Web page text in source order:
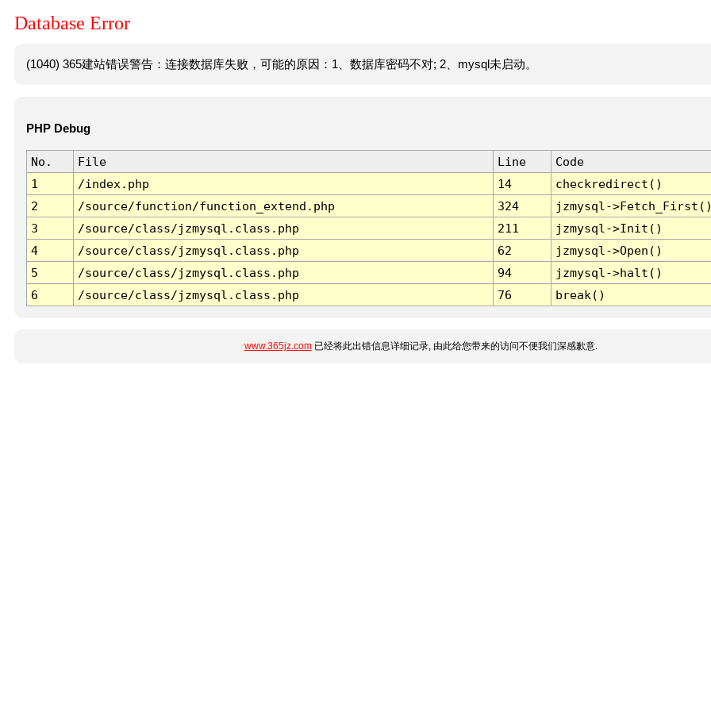
Database Error
(1040) 365建站错误警告：连接数据库失败，可能的原因：1、数据库密码不对; 2、mysql未启动。
PHP Debug
No. File Line
Code
1
/index.php 14
checkredirect()
2
/source/function/function_extend.php 324
jzmysql-
3
/source/class/jzmysql.class.php 211
jzmysql->Init()
4
/source/class/jzmysql.class.php 62
jzmysql->Open()
5
/source/class/jzmysql.class.php 94
jzmysql->halt()
6
/source/class/jzmysql.class.php 76 break()
www.365jz.com已经将此出错信息详细记录, 由此给您带来的访问不便我们深感歉意.